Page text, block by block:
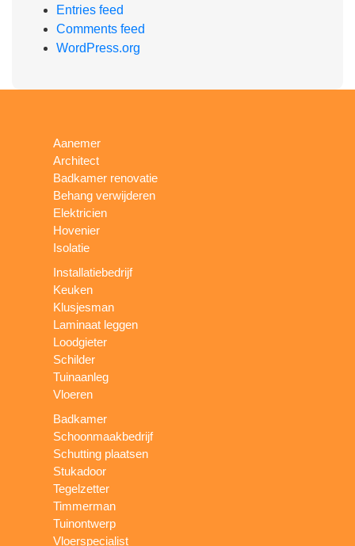
Entries feed
Comments feed
WordPress.org
Aanemer
Architect
Badkamer renovatie
Behang verwijderen
Elektricien
Hovenier
Isolatie
Installatiebedrijf
Keuken
Klusjesman
Laminaat leggen
Loodgieter
Schilder
Tuinaanleg
Vloeren
Badkamer
Schoonmaakbedrijf
Schutting plaatsen
Stukadoor
Tegelzetter
Timmerman
Tuinontwerp
Vloerspecialist